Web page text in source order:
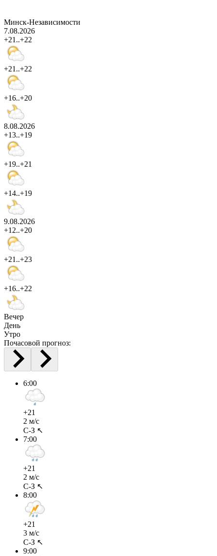
Минск-Независимости
7.08.2026
+21..+22
+21..+22
+16..+20
8.08.2026
+13..+19
+19..+21
+14..+19
9.08.2026
+12..+20
+21..+23
+16..+22
Вечер
День
Утро
Почасовой прогноз:
6:00
+21
2 м/с
С-З ↖
7:00
+21
2 м/с
С-З ↖
8:00
+21
3 м/с
С-З ↖
9:00